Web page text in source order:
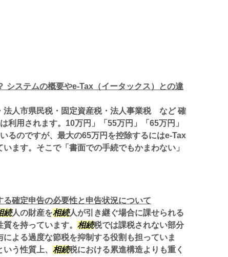
システムの概要やe-Tax（イータックス）との違
人市県民税・固定資産税・法人事業税 など 確
利用されます。10万円」「55万円」「65万円」
るのですが、最大の65万円を控除するにはe-Tax
ます。そこで「書面での手続でもかまわない」
確定申告の必要性と申告状況について
続人の財産を相続人が引き継ぐ場合に課せられる
を持っています。 相続税では課税されない部分
よる過度な節税を抑制する役割も担っていま
う性質上、 相続税における累進構造よりも重く